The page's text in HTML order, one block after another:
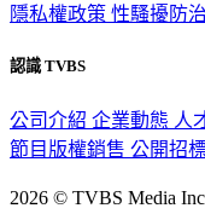
隱私權政策 性騷擾防
認識 TVBS
公司介紹 企業動態 人
節目版權銷售 公開招
2026 © TVBS Media